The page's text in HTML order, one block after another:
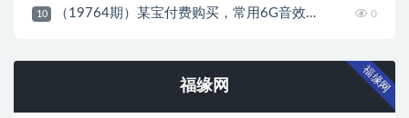
10 （19764期）某宝付费购买，常用6G音效合集！970+首宣传片背景音乐，无版权可商用大气素材，分类清晰，高质量内容 0
福缘网 福缘网